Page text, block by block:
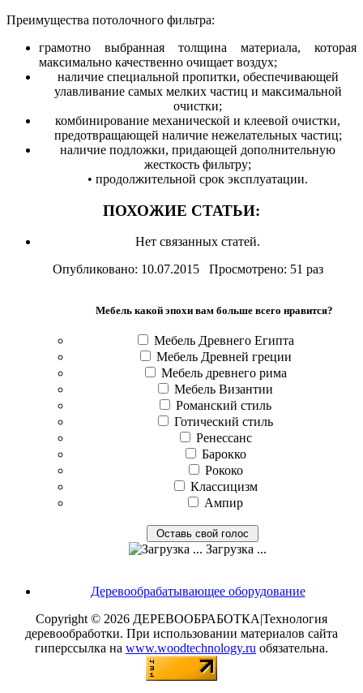
Преимущества потолочного фильтра:
грамотно выбранная толщина материала, которая
максимально качественно очищает воздух;
наличие специальной пропитки, обеспечивающей
улавливание самых мелких частиц и максимальной
очистки;
комбинирование механической и клеевой очистки,
предотвращающей наличие нежелательных частиц;
наличие подложки, придающей дополнительную
жесткость фильтру;
• продолжительной срок эксплуатации.
ПОХОЖИЕ СТАТЬИ:
Нет связанных статей.
Опубликовано: 10.07.2015 Просмотрено: 51 раз
Мебель какой эпохи вам больше всего нравится?
Мебель Древнего Египта
Мебель Древней греции
Мебель древнего рима
Мебель Византии
Романский стиль
Готический стиль
Ренессанс
Барокко
Рококо
Классицизм
Ампир
Загрузка ...
Деревообрабатывающее оборудование
Copyright © 2026 ДЕРЕВООБРАБОТКА|Технология
деревообработки. При использовании материалов сайта
гиперссылка на www.woodtechnology.ru обязательна.